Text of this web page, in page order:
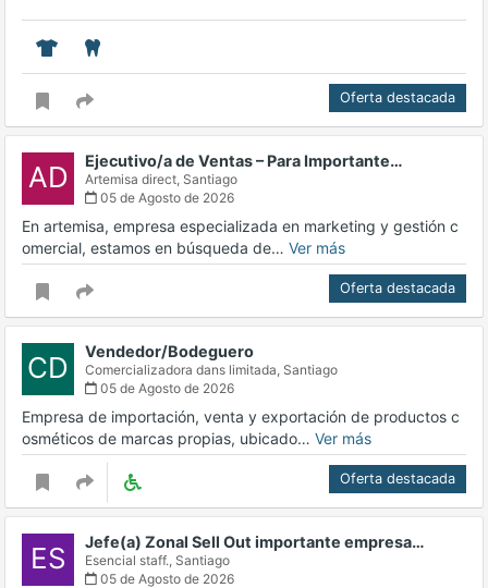
Oferta destacada
AD Ejecutivo/a de Ventas – Para Importante…
Artemisa direct, Santiago
05 de Agosto de 2026
En artemisa, empresa especializada en marketing y gestión c
omercial, estamos en búsqueda de… Ver más
Oferta destacada
CD Vendedor/Bodeguero
Comercializadora dans limitada, Santiago
05 de Agosto de 2026
Empresa de importación, venta y exportación de productos c
osméticos de marcas propias, ubicado… Ver más
Oferta destacada
ES Jefe(a) Zonal Sell Out importante empresa…
Esencial staff., Santiago
05 de Agosto de 2026